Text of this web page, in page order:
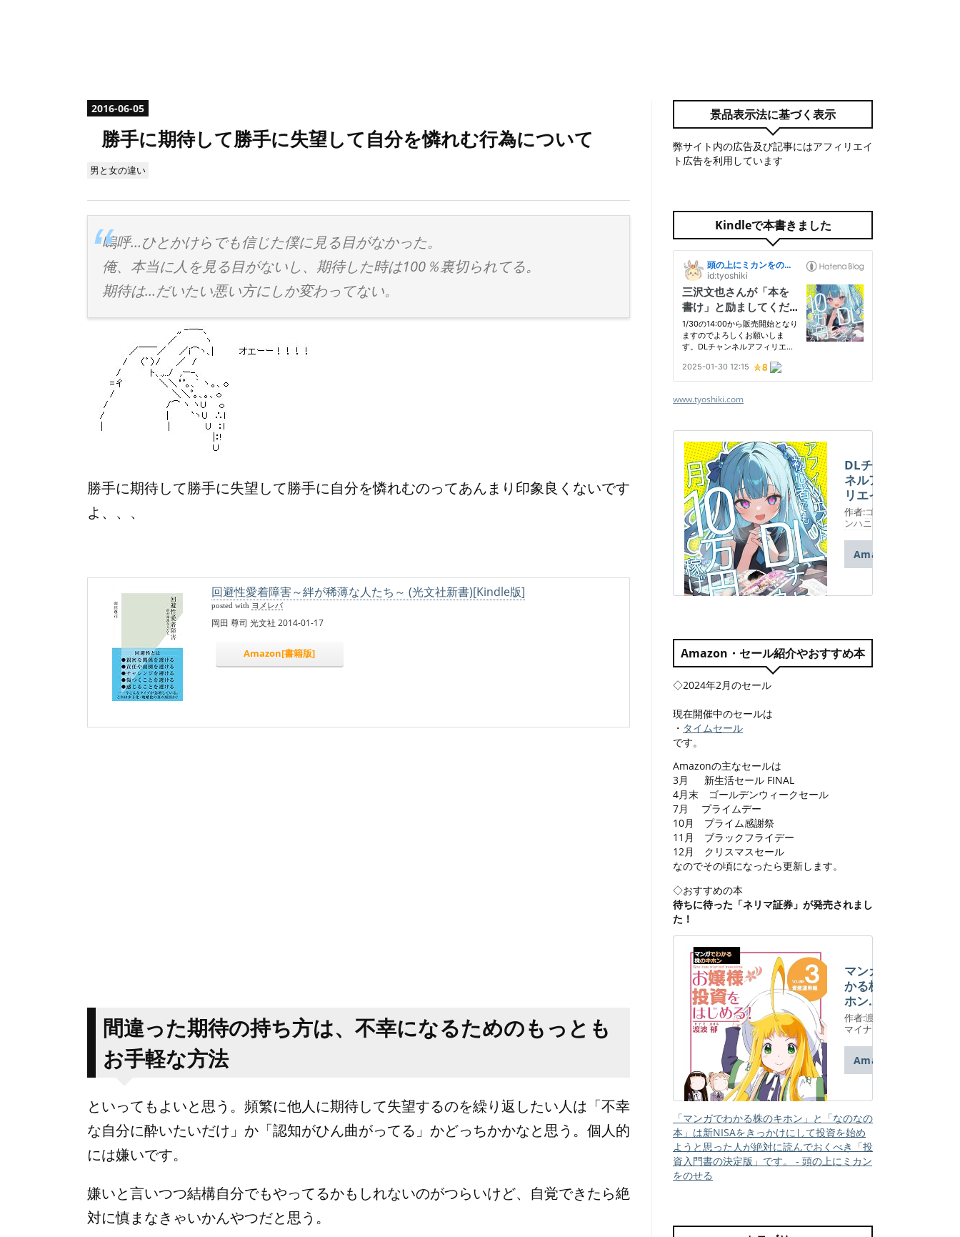
2016-06-05
勝手に期待して勝手に失望して自分を憐れむ行為について
男と女の違い
嗚呼…ひとかけらでも信じた僕に見る目がなかった。
俺、本当に人を見る目がないし、期待した時は100％裏切られてる。
期待は…だいたい悪い方にしか変わってない。
勝手に期待して勝手に失望して勝手に自分を憐れむのってあんまり印象良くないです
よ、、、
回避性愛着障害～絆が稀薄な人たち～ (光文社新書)[Kindle版]
posted with ヨメレバ
岡田 尊司 光文社 2014-01-17
Amazon[書籍版]
間違った期待の持ち方は、不幸になるためのもっとも
お手軽な方法
といってもよいと思う。頻繁に他人に期待して失望するのを繰り返したい人は「不幸
な自分に酔いたいだけ」か「認知がひん曲がってる」かどっちかかなと思う。個人的
には嫌いです。
嫌いと言いつつ結構自分でもやってるかもしれないのがつらいけど、自覚できたら絶
対に慎まなきゃいかんやつだと思う。
景品表示法に基づく表示
弊サイト内の広告及び記事にはアフィリエイ
ト広告を利用しています
Kindleで本書きました
www.tyoshiki.com
DLチャン
ネルアフィ
リエイト攻
略マニュア
ル: アフィ
リエイト初
心者でも
DLチャン
月10万円
作者:ゴールデ
ンハニワ
Amazon
Amazon・セール紹介やおすすめ本
◇2024年2月のセール
現在開催中のセールは
・ タイムセール
です。
Amazonの主なセールは
3月 新生活セール FINAL
4月末 ゴールデンウィークセール
7月 プライムデー
10月 プライム感謝祭
11月 ブラックフライデー
12月 クリスマスセール
なのでその頃になったら更新します。
◇おすすめの本
待ちに待った「ネリマ証券」が発売されまし
た！
マンガでわ
かる株のキ
ホン
（３） お
嬢様 投資
をはじめ
る! [資産
運用] 編
作者:渡波 郁
マイナビ出版
Amazon
「マンガでわかる株のキホン」と「なのなの
本」は新NISAをきっかけにして投資を始め
ようと思った人が絶対に読んでおくべき「投
資入門書の決定版」です。 - 頭の上にミカン
をのせる